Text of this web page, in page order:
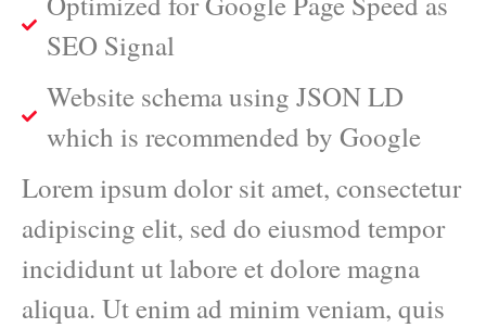
SEO Signal
Website schema using JSON LD
which is recommended by Google
Lorem ipsum dolor sit amet, consectetur
adipiscing elit, sed do eiusmod tempor
incididunt ut labore et dolore magna
aliqua. Ut enim ad minim veniam, quis